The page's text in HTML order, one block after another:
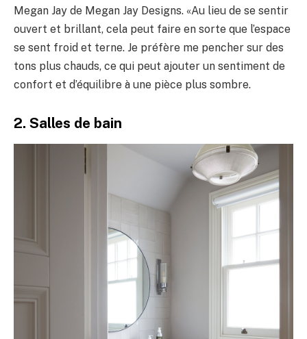
Megan Jay de Megan Jay Designs. «Au lieu de se sentir
ouvert et brillant, cela peut faire en sorte que l’espace
se sent froid et terne. Je préfère me pencher sur des
tons plus chauds, ce qui peut ajouter un sentiment de
confort et d’équilibre à une pièce plus sombre.
2. Salles de bain